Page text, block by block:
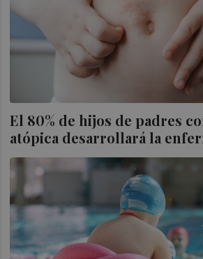
El 80% de hijos de padres
atópica desarrollará la